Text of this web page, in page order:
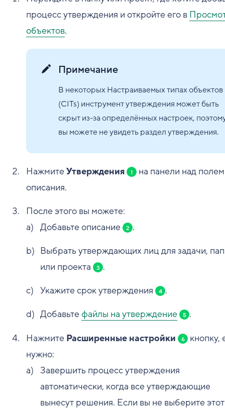
процесс утверждения и откройте его в
объектов.
Примечание
В некоторых Настраиваемых типах объектов
(CITs) инструмент утверждения может быть
скрыт из-за определённых настроек,
вы можете не увидеть раздел утверждения.
НажмитеУтверждения 1
на панели над полем
описания.
После этого вы можете:
Добавьте описание
2 .
Выбрать утверждающих лиц для задачи,
или проекта
3 .
Укажите срок утверждения
4 .
Добавьтефайлы на утверждение 5 .
Нажмите Расширенные настройки 6
кнопку,
нужно:
Завершить процесс утверждения
автоматически, когда все утверждающие
вынесут решения. Если вы не выберите этот